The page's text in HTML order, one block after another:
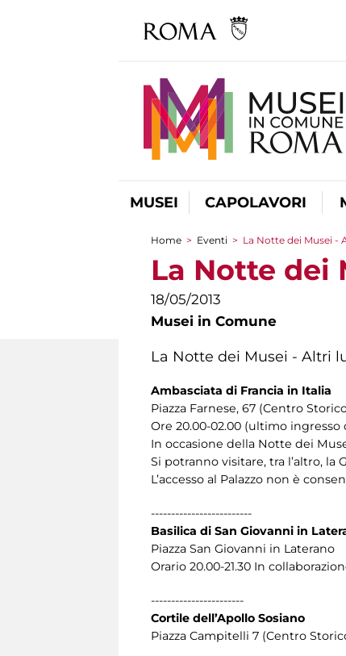
MUSEI CAPOLAVORI
Tu sei qui
Home > Eventi > La Notte dei Musei -
La Notte dei
18/05/2013
Musei in Comune
La Notte dei Musei - Altri
Ambasciata di Francia in Italia
Piazza Farnese, 67 (Centro
Ore 20.00-02.00 (ultimo ingresso
In occasione della Notte dei
Si potranno visitare, tra l’altro, la
L’accesso al Palazzo non è
-------------------------
Basilica di San Giovanni in
Piazza San Giovanni in Laterano
Orario 20.00-21.30 In
-----------------------
Cortile dell’Apollo Sosiano
Piazza Campitelli 7 (Centro